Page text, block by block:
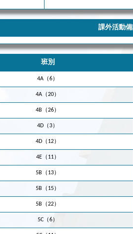
課外活動
班別
4A（6）
4A（20）
4B（26）
4D（3）
4D（12）
4E（11）
5B（13）
5B（15）
5B（22）
5C（6）